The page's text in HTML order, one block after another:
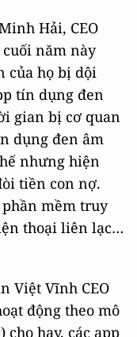
Hải, CEO
năm này
của họ bị dội
tín dụng đen
gian bị cơ quan
dụng đen âm
nhưng hiện
tiền con nợ.
mềm truy
thoại liên lạc…
Việt Vĩnh CEO
động theo mô
cho hay, các app